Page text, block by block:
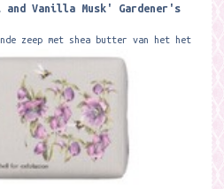
and Vanilla Musk' Gardener's
zeep met shea butter van het het
zien van de verpakking word je al